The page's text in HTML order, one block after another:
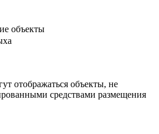
объекты
отображаться объекты, не
средствами размещения